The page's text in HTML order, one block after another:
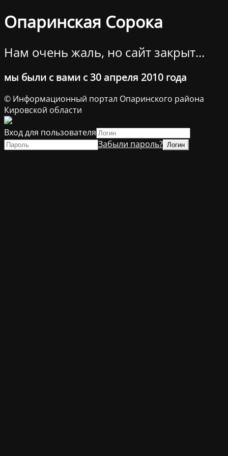
Опаринская Сорока
Нам очень жаль, но сайт закрыт...
мы были с вами с 30 апреля 2010 года
© Информационный портал Опаринского района
Кировской области
Вход для пользователя
Забыли пароль?